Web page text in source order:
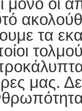
μόνο οι
τα
μας.